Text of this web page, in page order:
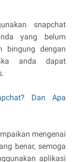
snapchat
yang belum
bingung dengan
anda dapat
Dan Apa
mengenai
benar, semoga
aplikasi